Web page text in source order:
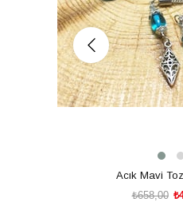
Acık Mavi
₺658,00